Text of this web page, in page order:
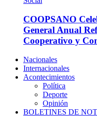
COOPSANO
General Anual
Cooperativo y
Nacionales
Internacionales
Acontecimientos
Política
Deporte
Opinión
BOLETINES DE